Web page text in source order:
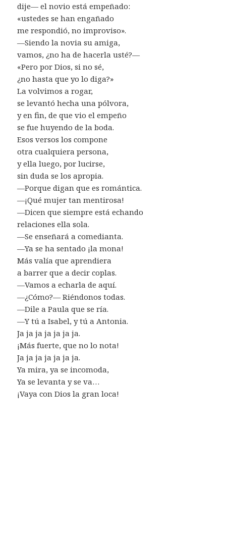
dije— el novio está empeñado:
«ustedes se han engañado
me respondió, no improviso».
—Siendo la novia su amiga,
vamos, ¿no ha de hacerla usté?—
«Pero por Dios, si no sé,
¿no hasta que yo lo diga?»
La volvimos a rogar,
se levantó hecha una pólvora,
y en fin, de que vio el empeño
se fue huyendo de la boda.
Esos versos los compone
otra cualquiera persona,
y ella luego, por lucirse,
sin duda se los apropia.
—Porque digan que es romántica.
—¡Qué mujer tan mentirosa!
—Dicen que siempre está echando
relaciones ella sola.
—Se enseñará a comedianta.
—Ya se ha sentado ¡la mona!
Más valía que aprendiera
a barrer que a decir coplas.
—Vamos a echarla de aquí.
—¿Cómo?— Riéndonos todas.
—Dile a Paula que se ría.
—Y tú a Isabel, y tú a Antonia.
Ja ja ja ja ja ja ja.
¡Más fuerte, que no lo nota!
Ja ja ja ja ja ja ja.
Ya mira, ya se incomoda,
Ya se levanta y se va…
¡Vaya con Dios la gran loca!